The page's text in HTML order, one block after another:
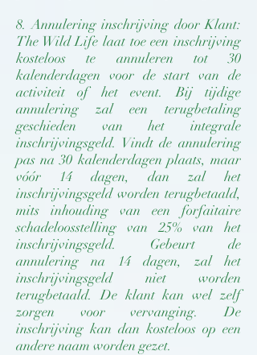
8. Annulering inschrijving door Klant:
The Wild Life laat toe een inschrijving
kosteloos te annuleren tot 30
kalenderdagen voor de start van de
activiteit of het event. Bij tijdige
annulering zal een terugbetaling
geschieden van het integrale
inschrijvingsgeld. Vindt de annulering
pas na 30 kalenderdagen plaats, maar
vóór 14 dagen, dan zal het
inschrijvingsgeld worden terugbetaald,
mits inhouding van een forfaitaire
schadeloosstelling van 25% van het
inschrijvingsgeld. Gebeurt de
annulering na 14 dagen, zal het
inschrijvingsgeld niet worden
terugbetaald. De klant kan wel zelf
zorgen voor vervanging. De
inschrijving kan dan kosteloos op een
andere naam worden gezet.